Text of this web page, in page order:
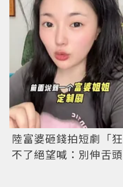
陸富婆砸錢拍短劇「
不了絕望喊：別伸舌頭